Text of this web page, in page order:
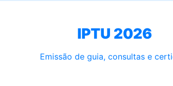
IPTU 2026
Emissão de guia, consultas e